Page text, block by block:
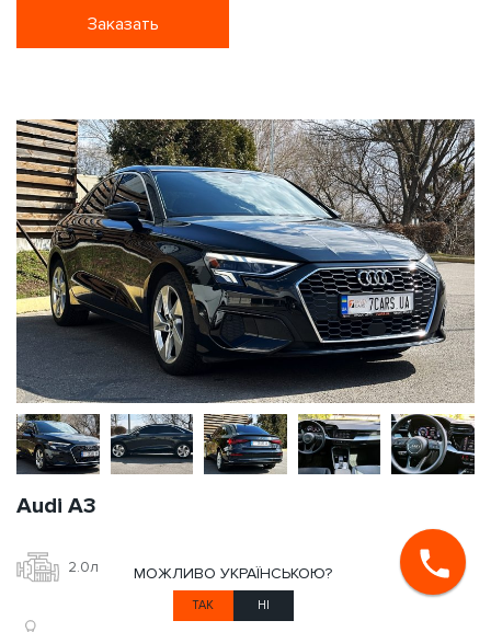
МОЖЛИВО УКРАЇНСЬКОЮ?
ТАК НІ
Заказать
Audi A3
2.0л Бензин